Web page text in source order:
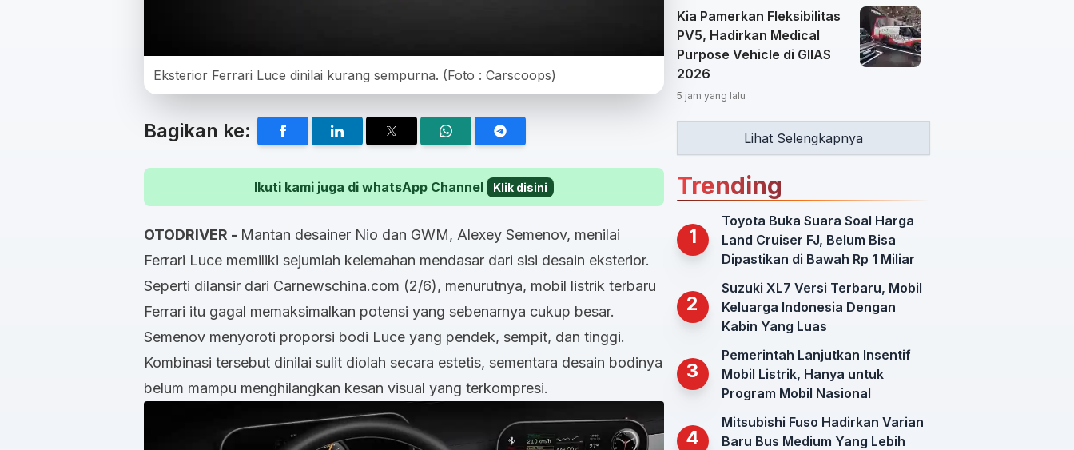
Eksterior Ferrari Luce dinilai kurang sempurna. (Foto : Carscoops)
Bagikan ke:
Ikuti kami juga di whatsApp Channel Klik disini
OTODRIVER - Mantan desainer Nio dan GWM, Alexey Semenov, menilai
Ferrari Luce memiliki sejumlah kelemahan mendasar dari sisi desain eksterior.
Seperti dilansir dari Carnewschina.com (2/6), menurutnya, mobil listrik terbaru
Ferrari itu gagal memaksimalkan potensi yang sebenarnya cukup besar.
Semenov menyoroti proporsi bodi Luce yang pendek, sempit, dan tinggi.
Kombinasi tersebut dinilai sulit diolah secara estetis, sementara desain bodinya
belum mampu menghilangkan kesan visual yang terkompresi.
Kia Pamerkan Fleksibilitas
PV5, Hadirkan Medical
Purpose Vehicle di GIIAS
2026
5 jam yang lalu
Lihat Selengkapnya
Trending
1
Toyota Buka Suara Soal Harga
Land Cruiser FJ, Belum Bisa
Dipastikan di Bawah Rp 1 Miliar
2
Suzuki XL7 Versi Terbaru, Mobil
Keluarga Indonesia Dengan
Kabin Yang Luas
3
Pemerintah Lanjutkan Insentif
Mobil Listrik, Hanya untuk
Program Mobil Nasional
4
Mitsubishi Fuso Hadirkan Varian
Baru Bus Medium Yang Lebih